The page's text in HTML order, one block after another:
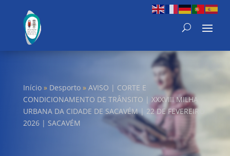
Início» Desporto» AVISO | CORTE E
CONDICIONAMENTO DE TRÂNSITO | XXXVIII MILHA
URBANA DA CIDADE DE SACAVÉM | 22 DE FEVEREIRO
2026 | SACAVÉM